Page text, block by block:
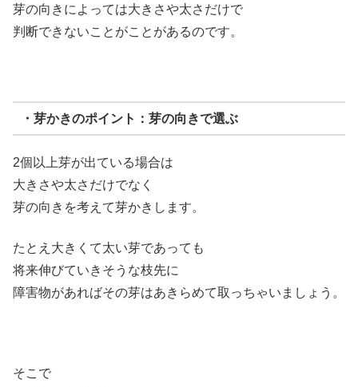
芽の向きによっては大きさや太さだけで
判断できないことがことがあるのです。
・芽かきのポイント：芽の向きで選ぶ
2個以上芽が出ている場合は
大きさや太さだけでなく
芽の向きを考えて芽かきします。
たとえ大きくて太い芽であっても
将来伸びていきそうな枝先に
障害物があればその芽はあきらめて取っちゃいましょう。
そこで